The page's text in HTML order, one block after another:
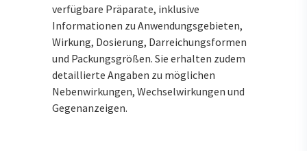
verfügbare Präparate, inklusive
Informationen zu Anwendungsgebieten,
Wirkung, Dosierung, Darreichungsformen
und Packungsgrößen. Sie erhalten zudem
detaillierte Angaben zu möglichen
Nebenwirkungen, Wechselwirkungen und
Gegenanzeigen.